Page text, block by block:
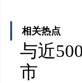
相关热点
与近
市